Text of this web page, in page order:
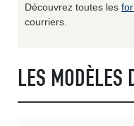
Découvrez toutes les
courriers.
LES MODÈLES